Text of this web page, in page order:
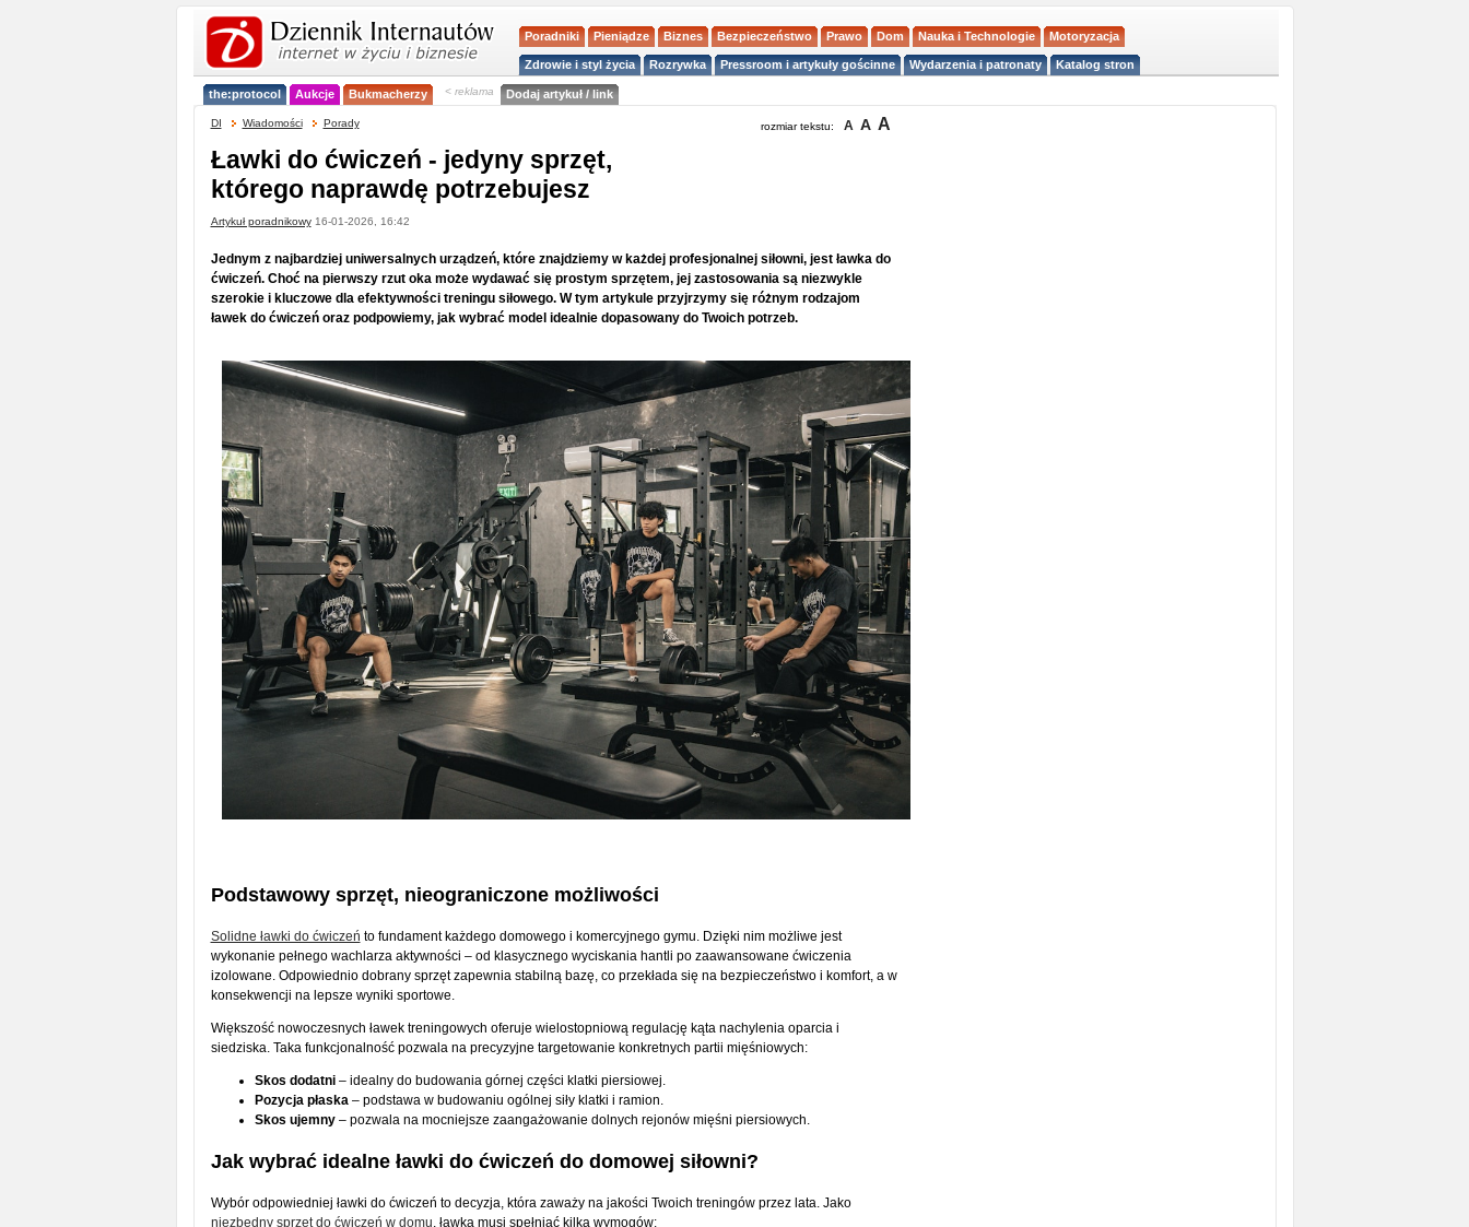
Poradniki Pieniądze Biznes Bezpieczeństwo Prawo Dom Nauka i Technologie Motoryzacja
Zdrowie i styl życia Rozrywka Pressroom i artykuły gościnne Wydarzenia i patronaty Katalog stron
the:protocol Aukcje Bukmacherzy < reklama Dodaj artykuł / link
DI Wiadomości Porady rozmiar tekstu: A A A
Ławki do ćwiczeń - jedyny sprzęt,
którego naprawdę potrzebujesz
Artykuł poradnikowy16-01-2026, 16:42
Jednym z najbardziej uniwersalnych urządzeń, które znajdziemy w każdej profesjonalnej siłowni, jest ławka do
ćwiczeń. Choć na pierwszy rzut oka może wydawać się prostym sprzętem, jej zastosowania są niezwykle
szerokie i kluczowe dla efektywności treningu siłowego. W tym artykule przyjrzymy się różnym rodzajom
ławek do ćwiczeń oraz podpowiemy, jak wybrać model idealnie dopasowany do Twoich potrzeb.
Podstawowy sprzęt, nieograniczone możliwości
Solidne ławki do ćwiczeń to fundament każdego domowego i komercyjnego gymu. Dzięki nim możliwe jest
wykonanie pełnego wachlarza aktywności – od klasycznego wyciskania hantli po zaawansowane ćwiczenia
izolowane. Odpowiednio dobrany sprzęt zapewnia stabilną bazę, co przekłada się na bezpieczeństwo i komfort, a w
konsekwencji na lepsze wyniki sportowe.
Większość nowoczesnych ławek treningowych oferuje wielostopniową regulację kąta nachylenia oparcia i
siedziska. Taka funkcjonalność pozwala na precyzyjne targetowanie konkretnych partii mięśniowych:
Skos dodatni – idealny do budowania górnej części klatki piersiowej.
Pozycja płaska– podstawa w budowaniu ogólnej siły klatki i ramion.
Skos ujemny– pozwala na mocniejsze zaangażowanie dolnych rejonów mięśni piersiowych.
Jak wybrać idealne ławki do ćwiczeń do domowej siłowni?
Wybór odpowiedniej ławki do ćwiczeń to decyzja, która zaważy na jakości Twoich treningów przez lata. Jako
niezbędny sprzęt do ćwiczeń w domu, ławka musi spełniać kilka wymogów: